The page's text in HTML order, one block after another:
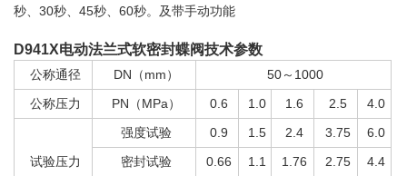
秒、30秒、45秒、60秒。及带手动功能
D941X电动法兰式软密封蝶阀技术参数
公称通径 DN（mm）
50～1000
公称压力
PN（MPa） 0.6 1.0 1.6 2.5 4.0
试验压力
强度试验 0.9 1.5 2.4 3.75
6.0
密封试验
0.66 1.1 1.76 2.75
4.4